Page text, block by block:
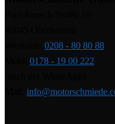
0208 - 80 80 88
0178 - 19 00 222